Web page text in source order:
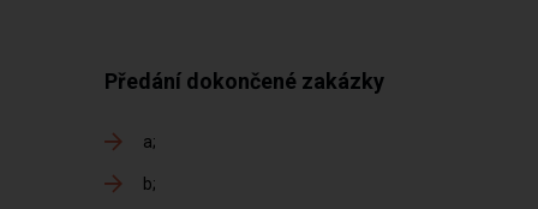
Předání dokončené zakázky
a
b